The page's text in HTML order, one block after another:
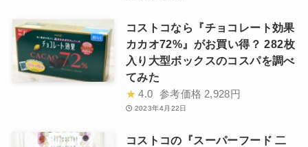
コストコなら『チョコレート効果
カカオ72%』がお買い得？ 282枚
入り大型ボックスのコスパを調べ
てみた
★ 4.0 参考価格 2,928円
2023年4月22日
コストコの『スーパーフード 二